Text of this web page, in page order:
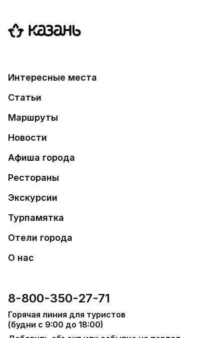
Интересные места
Статьи
Маршруты
Новости
Афиша города
Рестораны
Экскурсии
Турпамятка
Отели города
О нас
8-800-350-27-71
Горячая линия для туристов
(будни с 9:00 до 18:00)